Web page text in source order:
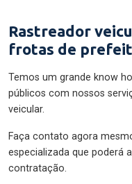
Rastreador
frotas de
Temos um grande know
públicos com nossos
veicular.
Faça contato agora
especializada que poderá
contratação.